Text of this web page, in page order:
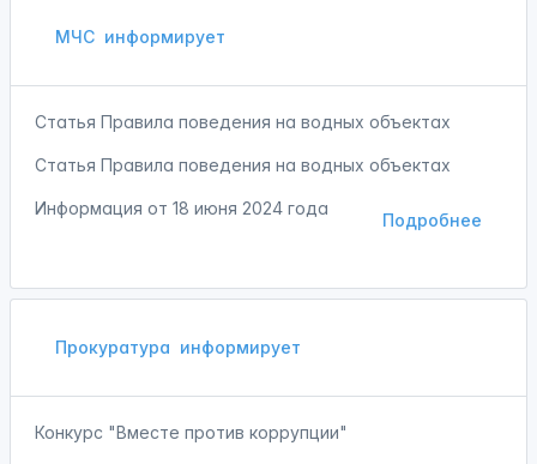
МЧС информирует
Статья Правила поведения на водных объектах
Статья Правила поведения на водных объектах
Подробнее
Информация от 18 июня 2024 года
Прокуратура информирует
Конкурс "Вместе против коррупции"